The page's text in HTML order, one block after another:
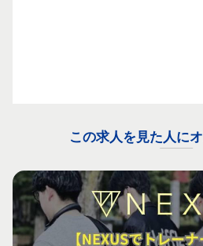
この求人を見た人に